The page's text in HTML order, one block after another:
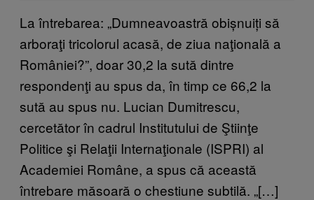
La întrebarea: „Dumneavoastră obișnuiți să
arboraţi tricolorul acasă, de ziua naţională a
României?”, doar 30,2 la sută dintre
respondenţi au spus da, în timp ce 66,2 la
sută au spus nu. Lucian Dumitrescu,
cercetător în cadrul Institutului de Ştiinţe
Politice şi Relaţii Internaţionale (ISPRI) al
Academiei Române, a spus că această
întrebare măsoară o chestiune subtilă. „[…]